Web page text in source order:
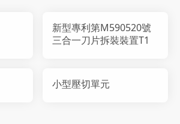
新型專利第M590520號
三合一刀片拆裝裝置T1
小型壓切單元